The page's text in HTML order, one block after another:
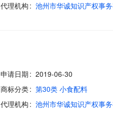
代理机构
申请日期
2019-06-30
商标分类
第30类 小食配料
代理机构